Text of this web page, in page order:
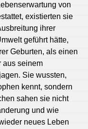
von
existierten sie
ihrer
geführt hätte,
Geburten, als einen
aus seinem
Sie wussten,
kennt, sondern
sahen sie nicht
und wie
neues Leben